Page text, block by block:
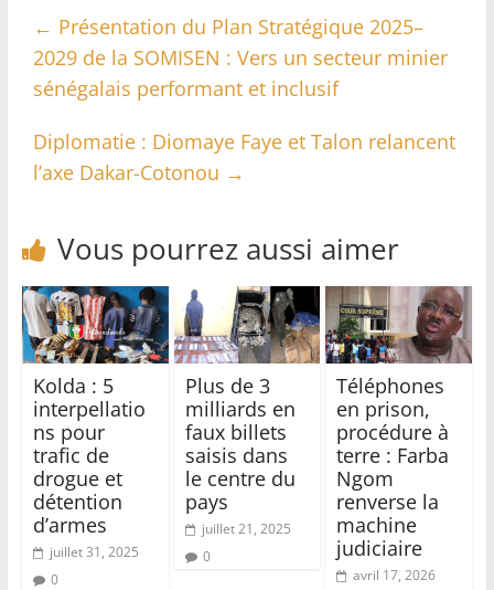
← Présentation du Plan Stratégique 2025–
2029 de la SOMISEN : Vers un secteur minier
sénégalais performant et inclusif
Diplomatie : Diomaye Faye et Talon relancent
l’axe Dakar-Cotonou →
Vous pourrez aussi aimer
Kolda : 5
interpellatio
ns pour
trafic de
drogue et
détention
d’armes
juillet 31, 2025
0
Plus de 3
milliards en
faux billets
saisis dans
le centre du
pays
juillet 21, 2025
0
Téléphones
en prison,
procédure à
terre : Farba
Ngom
renverse la
machine
judiciaire
avril 17, 2026